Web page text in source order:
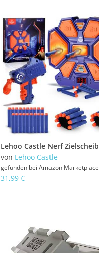
von Lehoo Castle
gefunden bei Amazon Marketplace
31,99 €